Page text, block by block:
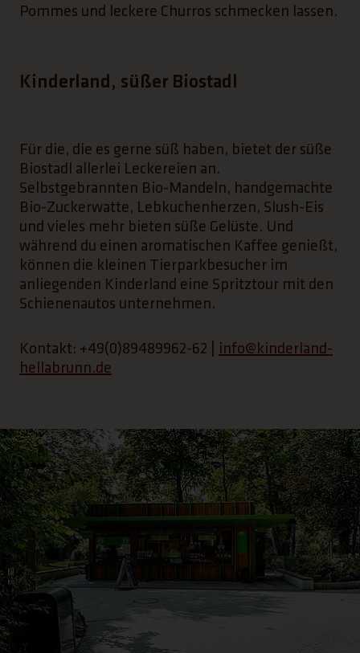
Pommes und leckere Churros schmecken lassen.
Kinderland, süßer Biostadl
Für die, die es gerne süß haben, bietet der süße
Biostadl allerlei Leckereien an.
Selbstgebrannten Bio-Mandeln, handgemachte
Bio-Zuckerwatte, Lebkuchenherzen, Slush-Eis
und vieles mehr bieten süße Gelüste. Und
während du einen aromatischen Kaffee genießt,
können die kleinen Tierparkbesucher im
anliegenden Kinderland eine Spritztour mit den
Schienenautos unternehmen.
Kontakt: +49(0)89489962-62 |
info@kinderland-
hellabrunn.de